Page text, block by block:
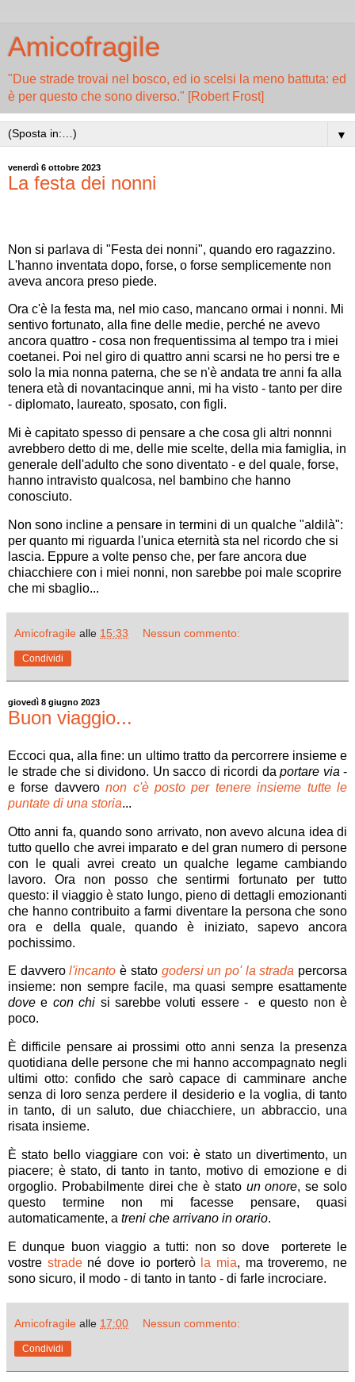
Amicofragile
"Due strade trovai nel bosco, ed io scelsi la meno battuta: ed
è per questo che sono diverso." [Robert Frost]
▼
venerdì 6 ottobre 2023
La festa dei nonni
Non si parlava di "Festa dei nonni", quando ero ragazzino.
L'hanno inventata dopo, forse, o forse semplicemente non
aveva ancora preso piede.
Ora c'è la festa ma, nel mio caso, mancano ormai i nonni. Mi
sentivo fortunato, alla fine delle medie, perché ne avevo
ancora quattro - cosa non frequentissima al tempo tra i miei
coetanei. Poi nel giro di quattro anni scarsi ne ho persi tre e
solo la mia nonna paterna, che se n'è andata tre anni fa alla
tenera età di novantacinque anni, mi ha visto - tanto per dire
- diplomato, laureato, sposato, con figli.
Mi è capitato spesso di pensare a che cosa gli altri nonnni
avrebbero detto di me, delle mie scelte, della mia famiglia, in
generale dell'adulto che sono diventato - e del quale, forse,
hanno intravisto qualcosa, nel bambino che hanno
conosciuto.
Non sono incline a pensare in termini di un qualche "aldilà":
per quanto mi riguarda l'unica eternità sta nel ricordo che si
lascia. Eppure a volte penso che, per fare ancora due
chiacchiere con i miei nonni, non sarebbe poi male scoprire
che mi sbaglio...
Amicofragile alle 15:33 Nessun commento:
Condividi
giovedì 8 giugno 2023
Buon viaggio...
Eccoci qua, alla fine: un ultimo tratto da percorrere insieme e
le strade che si dividono. Un sacco di ricordi da portare via -
e forse davveronon c'è posto per tenere insieme tutte le
puntate di una storia...
Otto anni fa, quando sono arrivato, non avevo alcuna idea di
tutto quello che avrei imparato e del gran numero di persone
con le quali avrei creato un qualche legame cambiando
lavoro. Ora non posso che sentirmi fortunato per tutto
questo: il viaggio è stato lungo, pieno di dettagli emozionanti
che hanno contribuito a farmi diventare la persona che sono
ora e della quale, quando è iniziato, sapevo ancora
pochissimo.
E davverol'incanto è stato godersi un po' la strada percorsa
insieme: non sempre facile, ma quasi sempre esattamente
dove e con chi si sarebbe voluti essere - e questo non è
poco.
È difficile pensare ai prossimi otto anni senza la presenza
quotidiana delle persone che mi hanno accompagnato negli
ultimi otto: confido che sarò capace di camminare anche
senza di loro senza perdere il desiderio e la voglia, di tanto
in tanto, di un saluto, due chiacchiere, un abbraccio, una
risata insieme.
È stato bello viaggiare con voi: è stato un divertimento, un
piacere; è stato, di tanto in tanto, motivo di emozione e di
orgoglio. Probabilmente direi che è stato un onore, se solo
questo termine non mi facesse pensare, quasi
automaticamente, a treni che arrivano in orario.
E dunque buon viaggio a tutti: non so dove porterete le
vostre stradené dove io porterò la mia, ma troveremo, ne
sono sicuro, il modo - di tanto in tanto - di farle incrociare.
Amicofragile alle 17:00 Nessun commento:
Condividi